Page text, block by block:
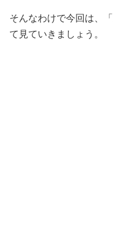
そんなわけで今回は、「
て見ていきましょう。